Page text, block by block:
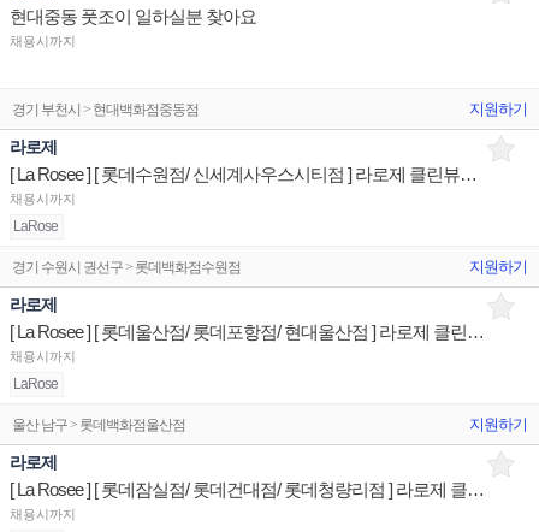
현대중동 풋조이 일하실분 찾아요
채용시까지
경기 부천시 > 현대백화점중동점 지원하기
라로제
[ La Rosee ] [ 롯데수원점/ 신세계사우스시티점 ] 라로제 클린뷰티 제품디스플레이 판매직원
채용시까지
LaRose
경기 수원시 권선구 > 롯데백화점수원점 지원하기
라로제
[ La Rosee ] [ 롯데울산점/ 롯데포항점/ 현대울산점 ] 라로제 클린뷰티 제품디스플레이 판매직원
채용시까지
LaRose
울산 남구 > 롯데백화점울산점 지원하기
라로제
[ La Rosee ] [ 롯데잠실점/ 롯데건대점/ 롯데청량리점 ] 라로제 클린뷰티 제품디스플레이 판매직원
채용시까지